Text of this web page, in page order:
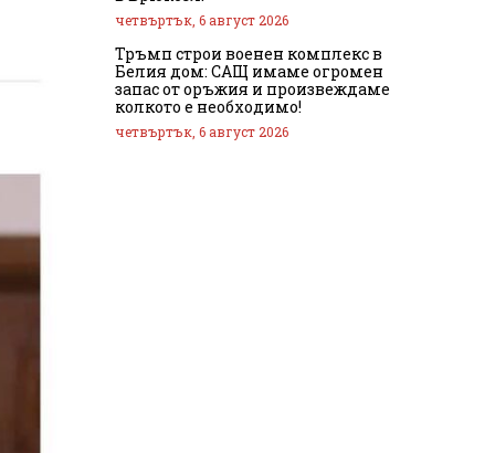
четвъртък, 6 август 2026
Тръмп строи военен комплекс в
Белия дом: САЩ имаме огромен
запас от оръжия и произвеждаме
колкото е необходимо!
четвъртък, 6 август 2026